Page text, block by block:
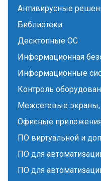
Антивирусные
Библиотеки
Десктопные ОС
Информационная
Информационные
Контроль
Межсетевые экраны,
Офисные
ПО виртуальной и
ПО для
ПО для